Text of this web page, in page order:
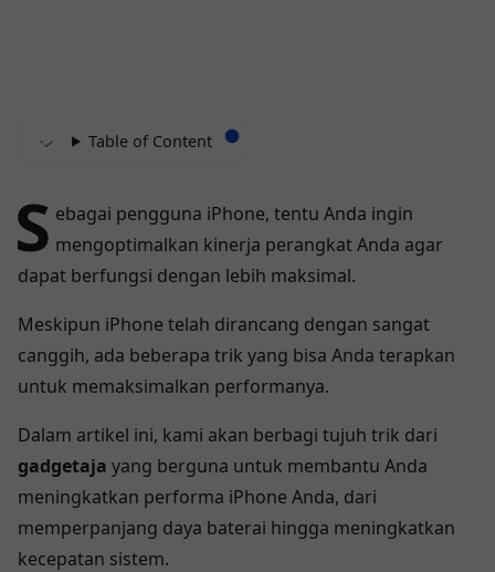
Table of Content
S ebagai pengguna iPhone, tentu Anda ingin
mengoptimalkan kinerja perangkat Anda agar
dapat berfungsi dengan lebih maksimal.
Meskipun iPhone telah dirancang dengan sangat
canggih, ada beberapa trik yang bisa Anda terapkan
untuk memaksimalkan performanya.
Dalam artikel ini, kami akan berbagi tujuh trik dari
gadgetaja yang berguna untuk membantu Anda
meningkatkan performa iPhone Anda, dari
memperpanjang daya baterai hingga meningkatkan
kecepatan sistem.